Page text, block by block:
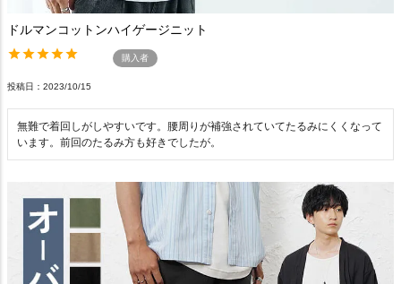
ドルマンコットンハイゲージニット
購入者
投稿日 2023/10/15
無難で着回しがしやすいです。腰周りが補強されていてたるみにくくなって
います。前回のたるみ方も好きでしたが。